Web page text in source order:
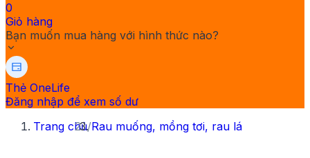
0
Giỏ hàng
Bạn muốn mua hàng với hình thức nào?
Thẻ OneLife
Đăng nhập để xem số dư
Trang chủ/Rau muống, mồng tơi, rau lá